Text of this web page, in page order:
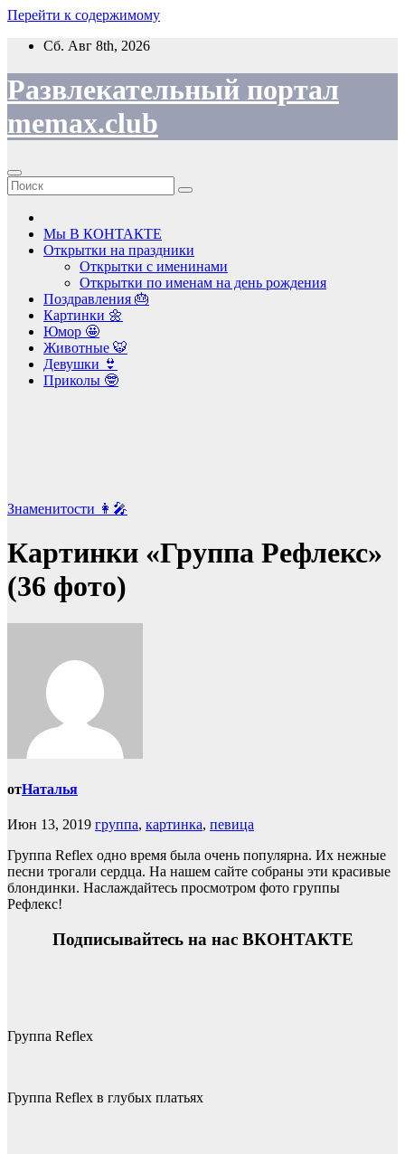
Перейти к содержимому
Сб. Авг 8th, 2026
Развлекательный портал
memax.club
Мы В КОНТАКТЕ
Открытки на праздники
Открытки с именинами
Открытки по именам на день рождения
Поздравления 🎂
Картинки 🌼
Юмор 🤩
Животные 🐯
Девушки 👙
Приколы 🤓
Знаменитости 👩‍🎤
Картинки «Группа Рефлекс»
(36 фото)
отНаталья
Июн 13, 2019 группа, картинка, певица
Группа Reflex одно время была очень популярна. Их нежные
песни трогали сердца. На нашем сайте собраны эти красивые
блондинки. Наслаждайтесь просмотром фото группы
Рефлекс!
Подписывайтесь на нас ВКОНТАКТЕ
Группа Reflex
Группа Reflex в глубых платьях